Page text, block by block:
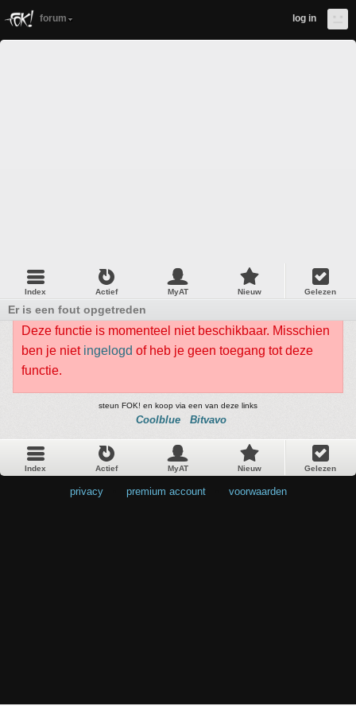
forum log in
Index Actief MyAT Nieuw Gelezen
Er is een fout opgetreden
Deze functie is momenteel niet beschikbaar. Misschien
ben je niet ingelogd of heb je geen toegang tot deze
functie.
steun FOK! en koop via een van deze links
Coolblue Bitvavo
Index Actief MyAT Nieuw Gelezen
privacy premium account voorwaarden